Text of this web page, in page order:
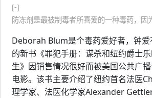
[-]
防冻剂是最被制毒者所喜爱的一种毒药，因
Deborah Blum是个毒药爱好者，钟
的新书《罪犯手册：谋杀和纽约爵士
生》因销售情况很好而被美国公共广
电影。该书主要介绍了纽约首名法医
理学家、法医化学家Alexander